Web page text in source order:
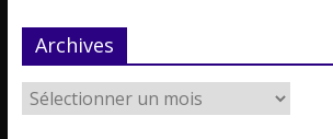
Archives